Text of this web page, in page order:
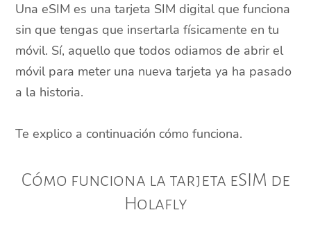
Una eSIM es una tarjeta SIM digital que funciona
sin que tengas que insertarla físicamente en tu
móvil. Sí, aquello que todos odiamos de abrir el
móvil para meter una nueva tarjeta ya ha pasado
a la historia.
Te explico a continuación cómo funciona.
Cómo funciona la tarjeta eSIM de
Holafly